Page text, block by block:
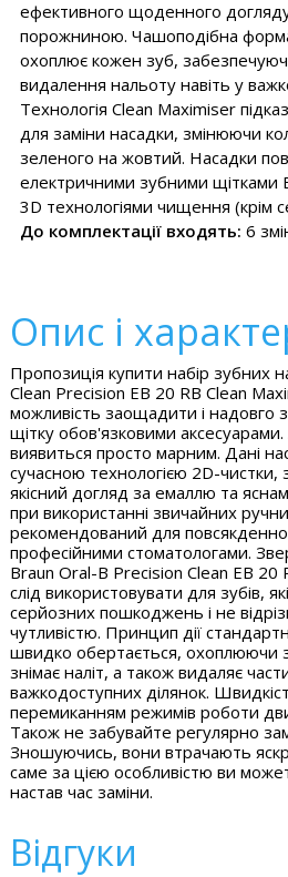
ефективного щоденного
порожниною. Чашоподібна форма
охоплює кожен зуб,
видалення нальоту навіть у
Технологія Clean Maximiser
для заміни насадки, змінюючи
зеленого на жовтий. Насадки
електричними зубними щітками
3D технологіями чищення (крім
До комплектації входять: 6
Опис і
Пропозиція купити набір зубних
Clean Precision EB 20 RB Clean
можливість заощадити і надовго
щітку обов'язковими
виявиться просто марним. Дані
сучасною технологією 2D-
якісний догляд за емаллю та
при використанні звичайних
рекомендований для
професійними стоматологами.
Braun Oral-B Precision Clean EB 20
слід використовувати для зубів,
серйозних пошкоджень і не
чутливістю. Принцип дії
швидко обертається, охоплюючи
знімає наліт, а також видаляє
важкодоступних ділянок.
перемиканням режимів роботи
Також не забувайте регулярно
Зношуючись, вони втрачають
саме за цією особливістю ви
настав час заміни.
Відгуки